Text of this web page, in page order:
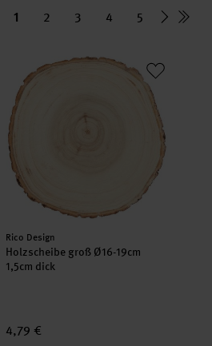
1 2 3 4 5
6 Stück à 30ml
Holzscheibe groß Ø16-19cm 1,5cm
Hersteller:
Rico Design
Holzscheibe groß Ø16-19cm
1,5cm dick
4,79 €